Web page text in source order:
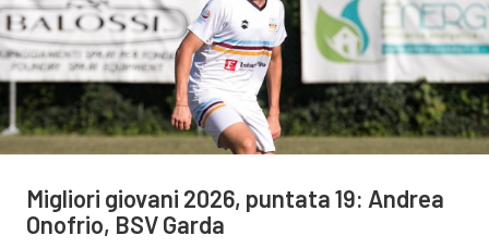
Migliori giovani 2026, puntata 19: Andrea
Onofrio, BSV Garda